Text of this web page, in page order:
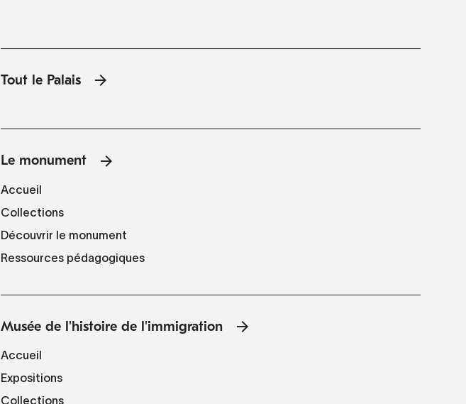
Tout le Palais
Le monument
Accueil
Collections
Découvrir le monument
Ressources pédagogiques
Musée de l'histoire de l'immigration
Accueil
Expositions
Collections